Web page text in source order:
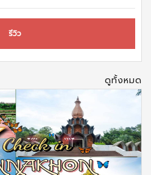
รีวิว
ดูทั้งหมด